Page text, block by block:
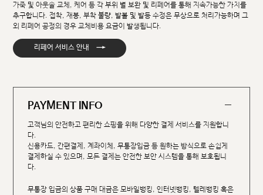
가죽 및 아웃솔 교체, 케어 등 각 부위 별 보완 및 리페어를 통해 지속가능한 가치를
추구합니다. 접착, 재봉, 부착 불량, 발볼 및 발등 수정은 무상으로 처리가능하며 그
외 리페어 공정의 경우 교체비용 요금이 발생됩니다.
리페어 서비스 안내 →
PAYMENT INFO
고객님의 안전하고 편리한 쇼핑을 위해 다양한 결제 서비스를 지원합니
다.
신용카드, 간편결제, 계좌이체, 무통장입금 등 원하는 방식으로 손쉽게
결제하실 수 있으며, 모든 결제는 안전한 보안 시스템을 통해 보호됩니
다.
무통장 입금의 상품 구매 대금은 모바일뱅킹, 인터넷뱅킹, 텔레뱅킹 혹은